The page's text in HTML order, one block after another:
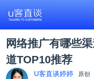
网络推广有哪些
道TOP10推荐
U客直谈婷婷 原创